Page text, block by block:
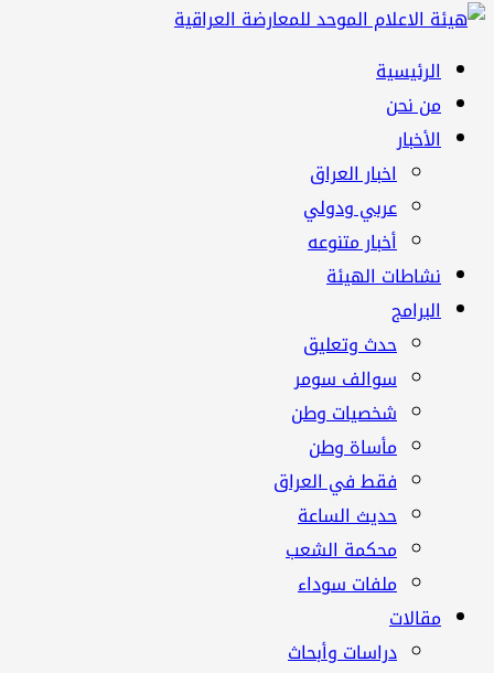
القائمة
الرئيسية
الرئيسية
من نحن
الأخبار
اخبار العراق
عربي ودولي
أخبار متنوعه
نشاطات الهيئة
البرامج
حدث وتعليق
سوالف سومر
شخصيات وطن
مأساة وطن
فقط في العراق
حديث الساعة
محكمة الشعب
ملفات سوداء
مقالات
دراسات وأبحاث